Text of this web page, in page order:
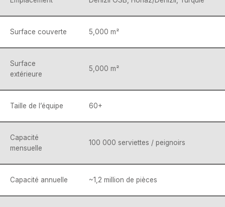
Surface couverte 5,000 m²
Surface
extérieure
5,000 m²
Taille de l’équipe 60+
Capacité
mensuelle
100 000 serviettes / peignoirs
Capacité annuelle ~1,2 million de pièces